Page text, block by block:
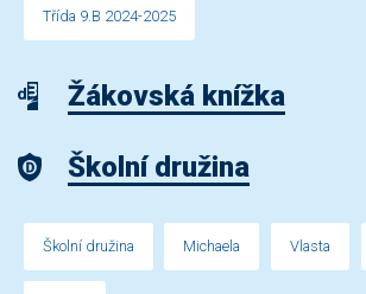
Třída 9.B 2024-2025
Žákovská knížka
Školní družina
Školní družina Michaela Vlasta